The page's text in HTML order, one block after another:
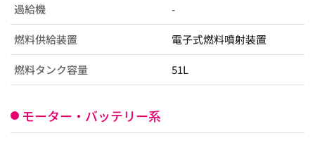
過給機 -
燃料供給装置 電子式燃料噴射装置
燃料タンク容量 51L
モーター・バッテリー系